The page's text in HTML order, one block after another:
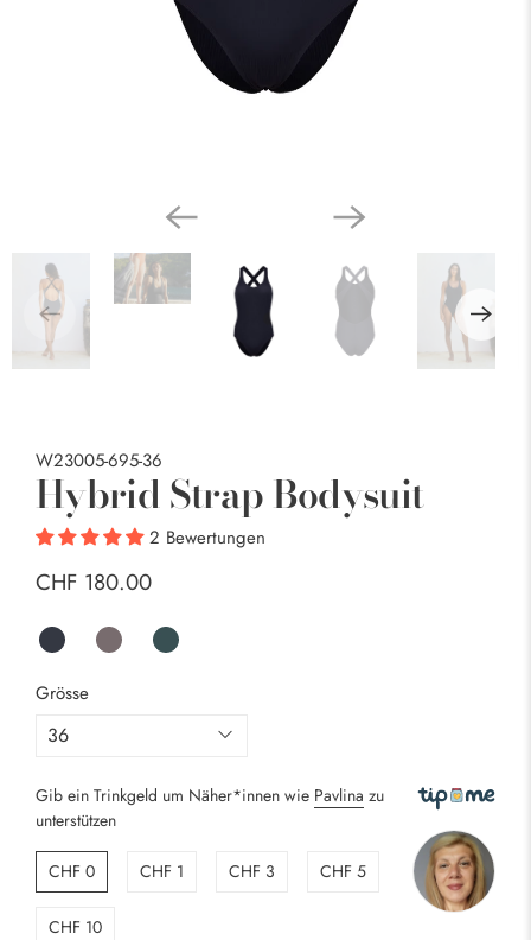
W23005-695-36
Hybrid Strap Bodysuit
2 Bewertungen
CHF 180.00
Grösse
Gib ein Trinkgeld um Näher*innen wie Pavlina zu
unterstützen
CHF 0 CHF 1 CHF 3 CHF 5
CHF 10